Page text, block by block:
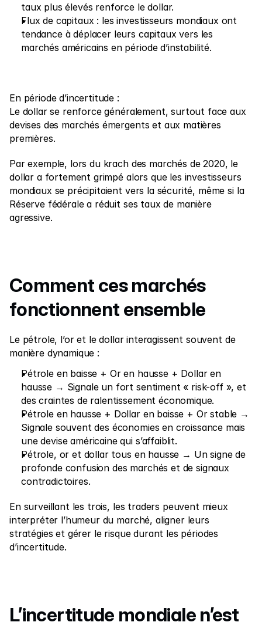
taux plus élevés renforce le dollar.
Flux de capitaux : les investisseurs mondiaux ont
tendance à déplacer leurs capitaux vers les
marchés américains en période d’instabilité.
En période d’incertitude :
Le dollar se renforce généralement, surtout face aux
devises des marchés émergents et aux matières
premières.
Par exemple, lors du krach des marchés de 2020, le
dollar a fortement grimpé alors que les investisseurs
mondiaux se précipitaient vers la sécurité, même si la
Réserve fédérale a réduit ses taux de manière
agressive.
Comment ces marchés
fonctionnent ensemble
Le pétrole, l’or et le dollar interagissent souvent de
manière dynamique :
Pétrole en baisse + Or en hausse + Dollar en
hausse → Signale un fort sentiment « risk-off », et
des craintes de ralentissement économique.
Pétrole en hausse + Dollar en baisse + Or stable →
Signale souvent des économies en croissance mais
une devise américaine qui s’affaiblit.
Pétrole, or et dollar tous en hausse → Un signe de
profonde confusion des marchés et de signaux
contradictoires.
En surveillant les trois, les traders peuvent mieux
interpréter l’humeur du marché, aligner leurs
stratégies et gérer le risque durant les périodes
d’incertitude.
L’incertitude mondiale n’est